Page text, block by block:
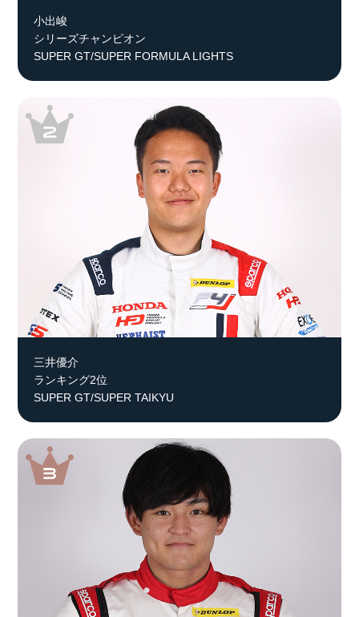
小出峻
シリーズチャンピオン
SUPER GT/SUPER FORMULA LIGHTS
三井優介
ランキング2位
SUPER GT/SUPER TAIKYU